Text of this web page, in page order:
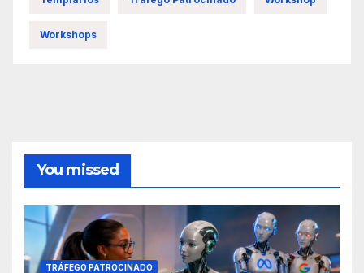
Workshops
You missed
TRÁFEGO PATROCINADO